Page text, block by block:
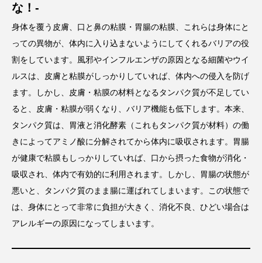
な！-
身体を覆う皮膚、口と鼻の粘膜・胃腸の粘膜、これらは身体にと
っての異物が、体内に入り込まないようにしてくれるバリアの役
割をしています。風邪やインフルエンザの原因となる細菌やウイ
ルスは、皮膚と粘膜がしっかりしていれば、体内への侵入を防げ
ます。しかし、皮膚・粘膜の材料となるタンパク質が不足してい
ると、皮膚・粘膜が弱くなり、バリア機能も低下します。本来、
タンパク質は、胃液と消化酵素（これもタンパク質が材料）の働
きによってアミノ酸に分解されてから体内に吸収されます。胃腸
が健康で粘膜もしっかりしていれば、口から摂った食物が消化・
吸収され、体内で有効的に利用されます。しかし、胃腸の状態が
悪いと、タンパク質のまま腸に運ばれてしまいます。この状態で
は、身体にとって非常に負担が大きく、消化不良、ひどい場合は
アレルギーの原因になってしまいます。